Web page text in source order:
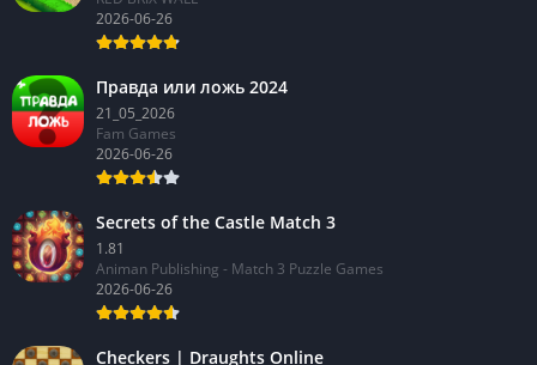
2026-06-26
Правда или ложь 2024
21_05_2026
Fam Games
2026-06-26
Secrets of the Castle Match 3
1.81
Animan Publishing - Match 3 Puzzle Games
2026-06-26
Checkers | Draughts Online